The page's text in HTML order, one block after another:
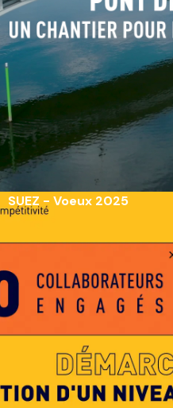
SUEZ - Voeux 2025